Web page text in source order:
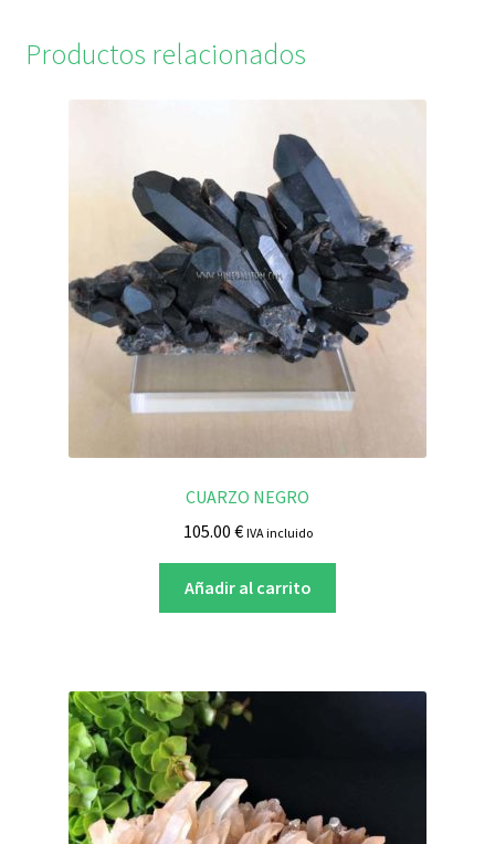
Productos relacionados
CUARZO NEGRO
105.00 € IVA incluido
Añadir al carrito